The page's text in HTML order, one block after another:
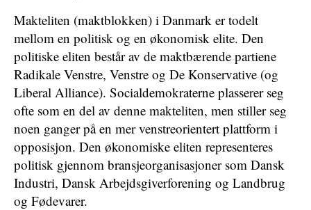
Makteliten (maktblokken) i Danmark er todelt
mellom en politisk og en økonomisk elite. Den
politiske eliten består av de maktbærende partiene
Radikale Venstre, Venstre og De Konservative (og
Liberal Alliance). Socialdemokraterne plasserer seg
ofte som en del av denne makteliten, men stiller seg
noen ganger på en mer venstreorientert plattform i
opposisjon. Den økonomiske eliten representeres
politisk gjennom bransjeorganisasjoner som Dansk
Industri, Dansk Arbejdsgiverforening og Landbrug
og Fødevarer.